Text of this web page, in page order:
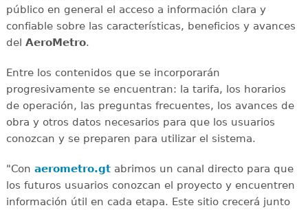
público en general el acceso a información clara y
confiable sobre las características, beneficios y avances
del AeroMetro.
Entre los contenidos que se incorporarán
progresivamente se encuentran: la tarifa, los horarios
de operación, las preguntas frecuentes, los avances de
obra y otros datos necesarios para que los usuarios
conozcan y se preparen para utilizar el sistema.
"Con aerometro.gtabrimos un canal directo para que
los futuros usuarios conozcan el proyecto y encuentren
información útil en cada etapa. Este sitio crecerá junto